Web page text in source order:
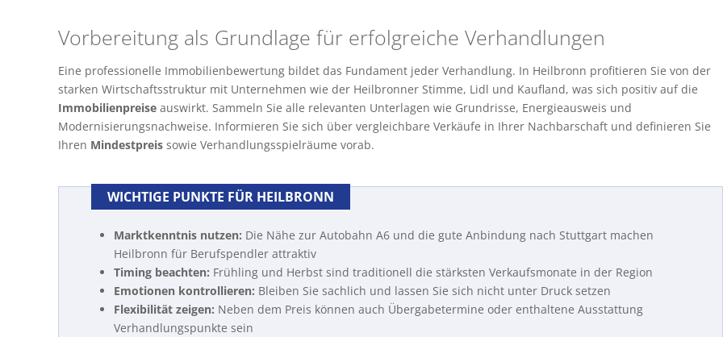
Vorbereitung als Grundlage für erfolgreiche Verhandlungen
Eine professionelle Immobilienbewertung bildet das Fundament jeder Verhandlung. In Heilbronn profitieren Sie von der
starken Wirtschaftsstruktur mit Unternehmen wie der Heilbronner Stimme, Lidl und Kaufland, was sich positiv auf die
Immobilienpreise auswirkt. Sammeln Sie alle relevanten Unterlagen wie Grundrisse, Energieausweis und
Modernisierungsnachweise. Informieren Sie sich über vergleichbare Verkäufe in Ihrer Nachbarschaft und definieren Sie
Ihren Mindestpreis sowie Verhandlungsspielräume vorab.
WICHTIGE PUNKTE FÜR HEILBRONN
Marktkenntnis nutzen: Die Nähe zur Autobahn A6 und die gute Anbindung nach Stuttgart machen
Heilbronn für Berufspendler attraktiv
Timing beachten: Frühling und Herbst sind traditionell die stärksten Verkaufsmonate in der Region
Emotionen kontrollieren: Bleiben Sie sachlich und lassen Sie sich nicht unter Druck setzen
Flexibilität zeigen: Neben dem Preis können auch Übergabetermine oder enthaltene Ausstattung
Verhandlungspunkte sein